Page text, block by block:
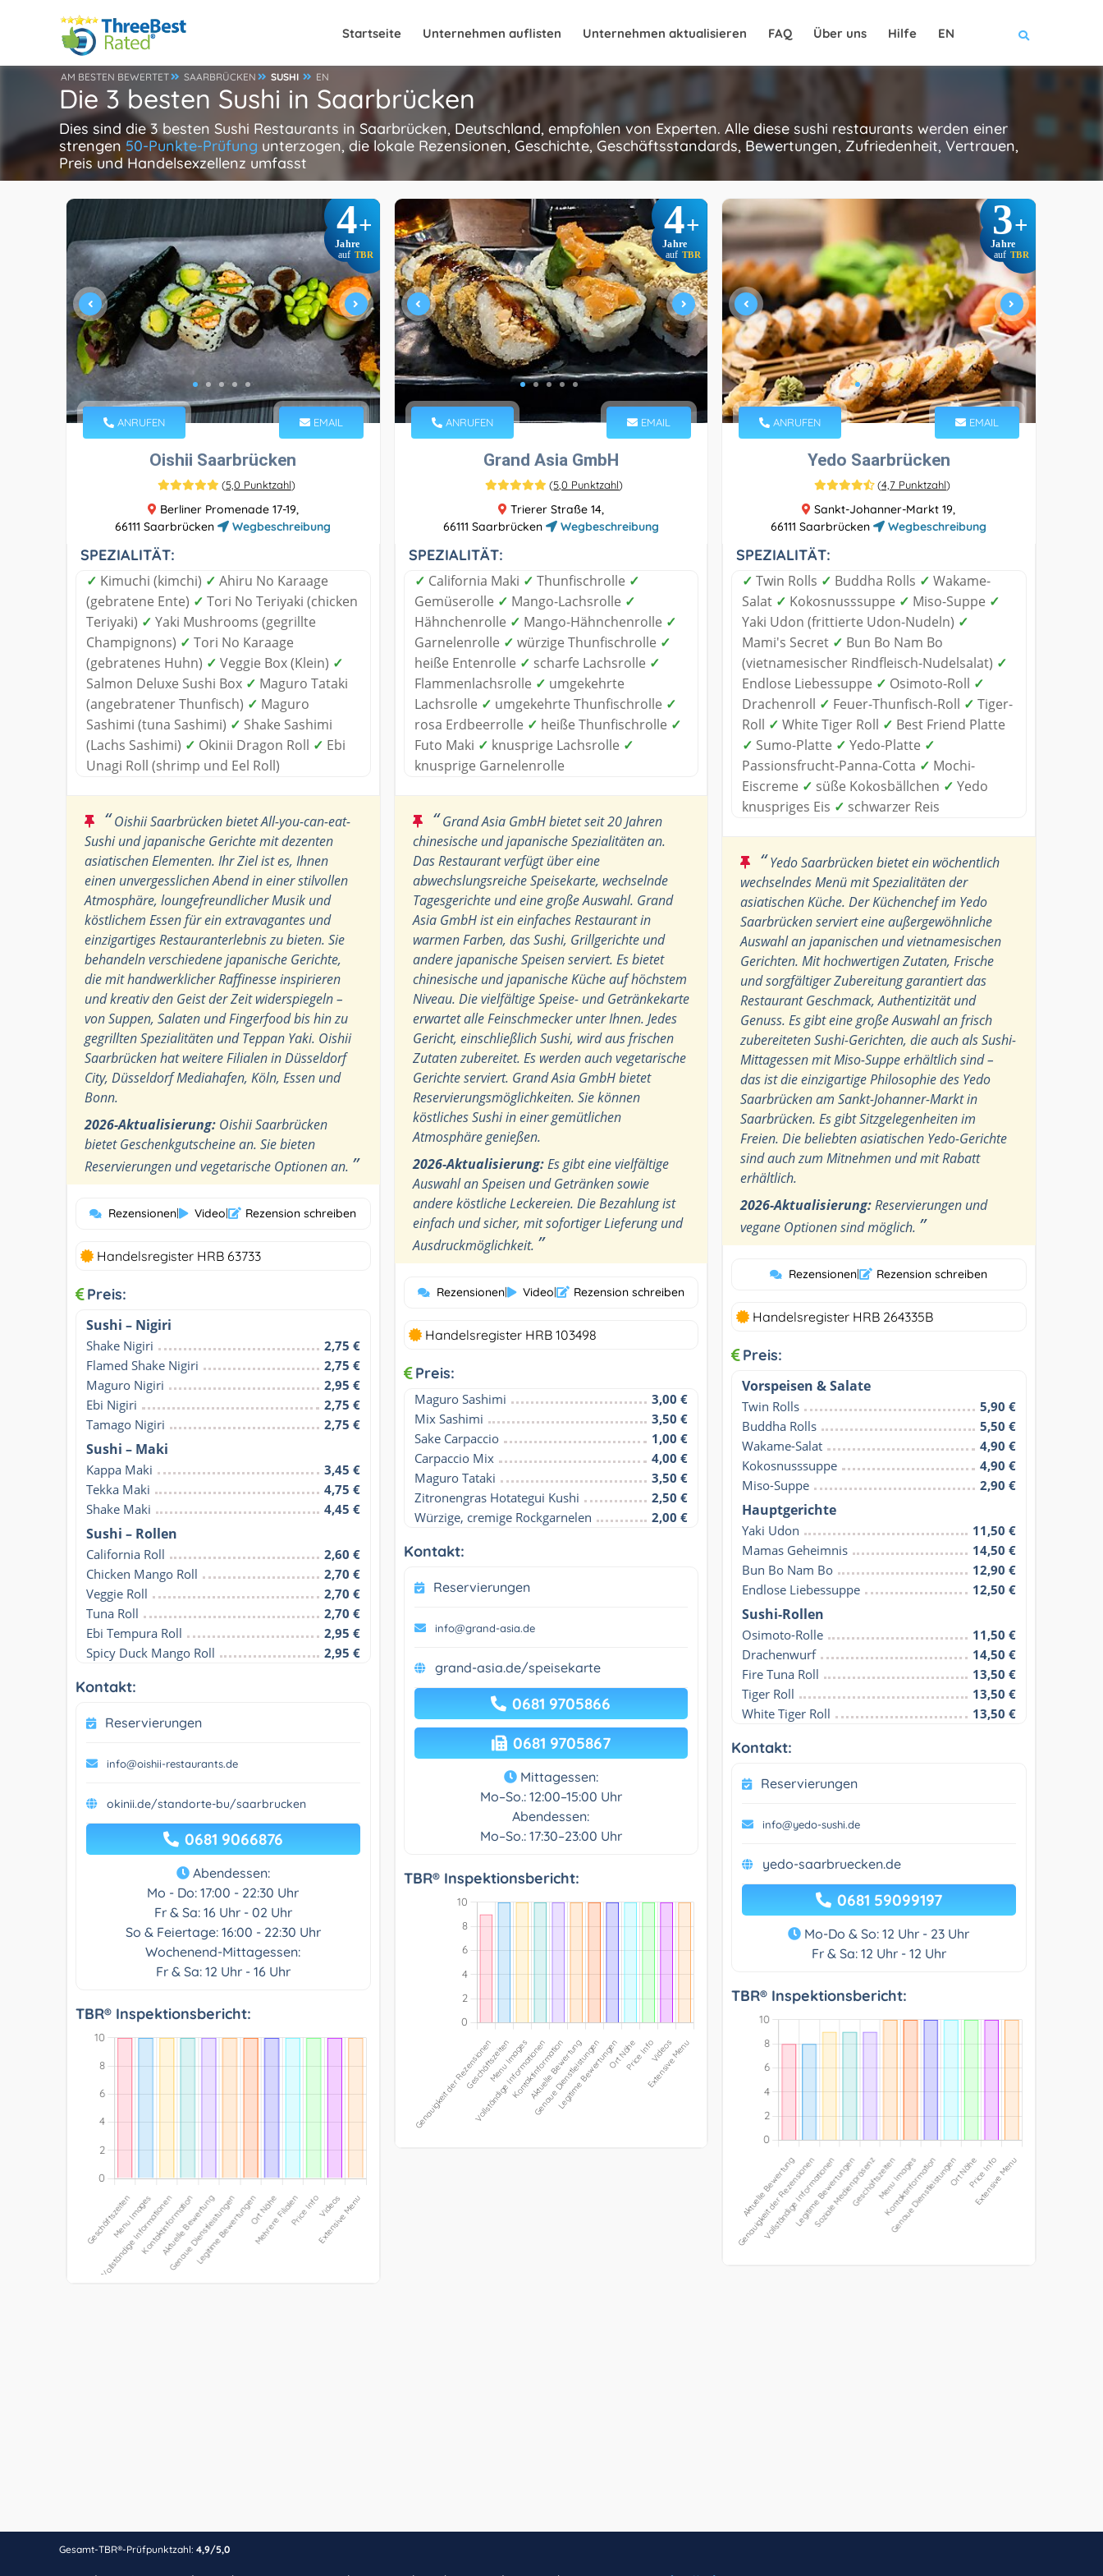
Startseite Unternehmen auflisten Unternehmen aktualisieren FAQ Über uns Hilfe EN
AM BESTEN BEWERTET SAARBRÜCKEN SUSHI EN
Die 3 besten Sushi in Saarbrücken
Dies sind die 3 besten Sushi Restaurants in Saarbrücken, Deutschland, empfohlen von Experten. Alle diese sushi restaurants werden einer
strengen 50-Punkte-Prüfung unterzogen, die lokale Rezensionen, Geschichte, Geschäftsstandards, Bewertungen, Zufriedenheit, Vertrauen,
Preis und Handelsexzellenz umfasst
4+
Jahre
auf TBR
ANRUFEN EMAIL
Oishii Saarbrücken
(5,0 Punktzahl)
Berliner Promenade 17-19,
66111 Saarbrücken
Wegbeschreibung
SPEZIALITÄT:
✓ Kimuchi (kimchi) ✓ Ahiru No Karaage
(gebratene Ente) ✓ Tori No Teriyaki (chicken
Teriyaki) ✓ Yaki Mushrooms (gegrillte
Champignons) ✓ Tori No Karaage
(gebratenes Huhn) ✓ Veggie Box (Klein) ✓
Salmon Deluxe Sushi Box ✓ Maguro Tataki
(angebratener Thunfisch) ✓ Maguro
Sashimi (tuna Sashimi) ✓ Shake Sashimi
(Lachs Sashimi) ✓ Okinii Dragon Roll ✓ Ebi
Unagi Roll (shrimp und Eel Roll)
“Oishii Saarbrücken bietet All-you-can-eat-
Sushi und japanische Gerichte mit dezenten
asiatischen Elementen. Ihr Ziel ist es, Ihnen
einen unvergesslichen Abend in einer stilvollen
Atmosphäre, loungefreundlicher Musik und
köstlichem Essen für ein extravagantes und
einzigartiges Restauranterlebnis zu bieten. Sie
behandeln verschiedene japanische Gerichte,
die mit handwerklicher Raffinesse inspirieren
und kreativ den Geist der Zeit widerspiegeln –
von Suppen, Salaten und Fingerfood bis hin zu
gegrillten Spezialitäten und Teppan Yaki. Oishii
Saarbrücken hat weitere Filialen in Düsseldorf
City, Düsseldorf Mediahafen, Köln, Essen und
Bonn.
2026-Aktualisierung: Oishii Saarbrücken
bietet Geschenkgutscheine an. Sie bieten
Reservierungen und vegetarische Optionen an. ”
Rezensionen| Video| Rezension schreiben
Handelsregister HRB 63733
Preis:
Sushi – Nigiri
Shake Nigiri
2,75 €
Flamed Shake Nigiri
2,75 €
Maguro Nigiri
2,95 €
Ebi Nigiri
2,75 €
Tamago Nigiri
2,75 €
Sushi – Maki
Kappa Maki
3,45 €
Tekka Maki
4,75 €
Shake Maki
4,45 €
Sushi – Rollen
California Roll
2,60 €
Chicken Mango Roll
2,70 €
Veggie Roll
2,70 €
Tuna Roll
2,70 €
Ebi Tempura Roll
2,95 €
Spicy Duck Mango Roll
2,95 €
Kontakt:
Reservierungen
info@oishii-restaurants.de
okinii.de/standorte-bu/saarbrucken
0681 9066876
Abendessen:
Mo - Do: 17:00 - 22:30 Uhr
Fr & Sa: 16 Uhr - 02 Uhr
So & Feiertage: 16:00 - 22:30 Uhr
Wochenend-Mittagessen:
Fr & Sa: 12 Uhr - 16 Uhr
TBR® Inspektionsbericht:
4+
Jahre
auf TBR
ANRUFEN EMAIL
Grand Asia GmbH
(5,0 Punktzahl)
Trierer Straße 14,
66111 Saarbrücken
Wegbeschreibung
SPEZIALITÄT:
✓ California Maki ✓ Thunfischrolle ✓
Gemüserolle ✓ Mango-Lachsrolle ✓
Hähnchenrolle ✓ Mango-Hähnchenrolle ✓
Garnelenrolle ✓ würzige Thunfischrolle ✓
heiße Entenrolle ✓ scharfe Lachsrolle ✓
Flammenlachsrolle ✓ umgekehrte
Lachsrolle ✓ umgekehrte Thunfischrolle ✓
rosa Erdbeerrolle ✓ heiße Thunfischrolle ✓
Futo Maki ✓ knusprige Lachsrolle ✓
knusprige Garnelenrolle
“Grand Asia GmbH bietet seit 20 Jahren
chinesische und japanische Spezialitäten an.
Das Restaurant verfügt über eine
abwechslungsreiche Speisekarte, wechselnde
Tagesgerichte und eine große Auswahl. Grand
Asia GmbH ist ein einfaches Restaurant in
warmen Farben, das Sushi, Grillgerichte und
andere japanische Speisen serviert. Es bietet
chinesische und japanische Küche auf höchstem
Niveau. Die vielfältige Speise- und Getränkekarte
erwartet alle Feinschmecker unter Ihnen. Jedes
Gericht, einschließlich Sushi, wird aus frischen
Zutaten zubereitet. Es werden auch vegetarische
Gerichte serviert. Grand Asia GmbH bietet
Reservierungsmöglichkeiten. Sie können
köstliches Sushi in einer gemütlichen
Atmosphäre genießen.
2026-Aktualisierung:Es gibt eine vielfältige
Auswahl an Speisen und Getränken sowie
andere köstliche Leckereien. Die Bezahlung ist
einfach und sicher, mit sofortiger Lieferung und
Ausdruckmöglichkeit. ”
Rezensionen| Video| Rezension schreiben
Handelsregister HRB 103498
Preis:
Maguro Sashimi
3,00 €
Mix Sashimi
3,50 €
Sake Carpaccio
1,00 €
Carpaccio Mix
4,00 €
Maguro Tataki
3,50 €
Zitronengras Hotategui Kushi
2,50 €
Würzige, cremige Rockgarnelen
2,00 €
Kontakt:
Reservierungen
info@grand-asia.de
grand-asia.de/speisekarte
0681 9705866
0681 9705867
Mittagessen:
Mo–So.: 12:00–15:00 Uhr
Abendessen:
Mo–So.: 17:30–23:00 Uhr
TBR® Inspektionsbericht:
3+
Jahre
auf TBR
ANRUFEN EMAIL
Yedo Saarbrücken
(4,7 Punktzahl)
Sankt-Johanner-Markt 19,
66111 Saarbrücken
Wegbeschreibung
SPEZIALITÄT:
✓ Twin Rolls ✓ Buddha Rolls ✓ Wakame-
Salat ✓ Kokosnusssuppe ✓ Miso-Suppe ✓
Yaki Udon (frittierte Udon-Nudeln) ✓
Mami's Secret ✓ Bun Bo Nam Bo
(vietnamesischer Rindfleisch-Nudelsalat) ✓
Endlose Liebessuppe ✓ Osimoto-Roll ✓
Drachenroll ✓ Feuer-Thunfisch-Roll ✓ Tiger-
Roll ✓ White Tiger Roll ✓ Best Friend Platte
✓ Sumo-Platte ✓ Yedo-Platte ✓
Passionsfrucht-Panna-Cotta ✓ Mochi-
Eiscreme ✓ süße Kokosbällchen ✓ Yedo
knuspriges Eis ✓ schwarzer Reis
“Yedo Saarbrücken bietet ein wöchentlich
wechselndes Menü mit Spezialitäten der
asiatischen Küche. Der Küchenchef im Yedo
Saarbrücken serviert eine außergewöhnliche
Auswahl an japanischen und vietnamesischen
Gerichten. Mit hochwertigen Zutaten, Frische
und sorgfältiger Zubereitung garantiert das
Restaurant Geschmack, Authentizität und
Genuss. Es gibt eine große Auswahl an frisch
zubereiteten Sushi-Gerichten, die auch als Sushi-
Mittagessen mit Miso-Suppe erhältlich sind –
das ist die einzigartige Philosophie des Yedo
Saarbrücken am Sankt-Johanner-Markt in
Saarbrücken. Es gibt Sitzgelegenheiten im
Freien. Die beliebten asiatischen Yedo-Gerichte
sind auch zum Mitnehmen und mit Rabatt
erhältlich.
2026-Aktualisierung:Reservierungen und
vegane Optionen sind möglich. ”
Rezensionen| Rezension schreiben
Handelsregister HRB 264335B
Preis:
Vorspeisen & Salate
Twin Rolls
5,90 €
Buddha Rolls
5,50 €
Wakame-Salat
4,90 €
Kokosnusssuppe
4,90 €
Miso-Suppe
2,90 €
Hauptgerichte
Yaki Udon
11,50 €
Mamas Geheimnis
14,50 €
Bun Bo Nam Bo
12,90 €
Endlose Liebessuppe
12,50 €
Sushi-Rollen
Osimoto-Rolle
11,50 €
Drachenwurf
14,50 €
Fire Tuna Roll
13,50 €
Tiger Roll
13,50 €
White Tiger Roll
13,50 €
Kontakt:
Reservierungen
info@yedo-sushi.de
yedo-saarbruecken.de
0681 59099197
Mo-Do & So: 12 Uhr - 23 Uhr
Fr & Sa: 12 Uhr - 12 Uhr
TBR® Inspektionsbericht:
Gesamt-TBR®-Prüfpunktzahl: 4,9/5,0